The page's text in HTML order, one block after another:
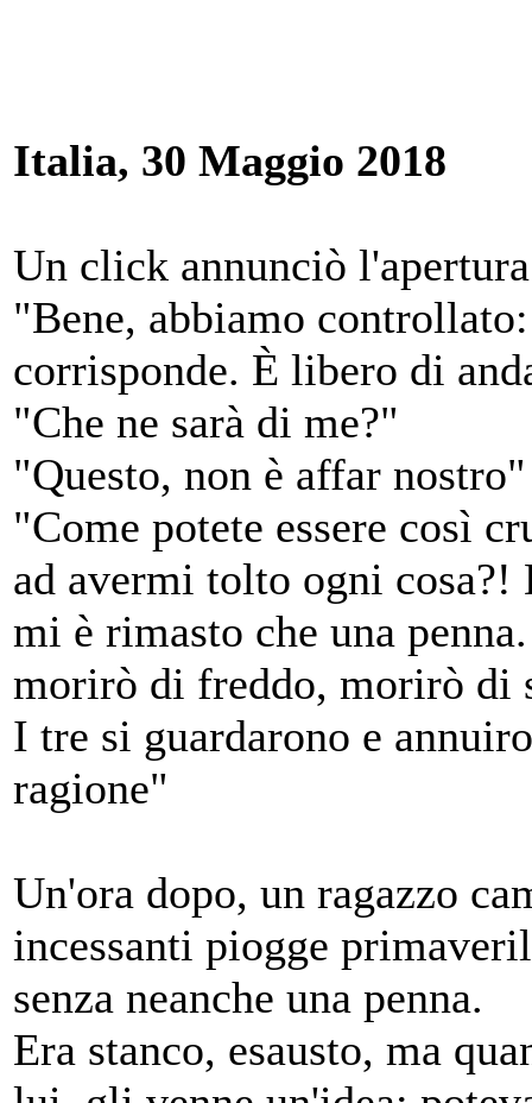
Italia, 30 Maggio 2018
Un click annunciò
"Bene, abbiamo
corrisponde. È libero di
"Che ne sarà di me?"
"Questo, non è affar nostro"
"Come potete essere così
ad avermi tolto ogni
mi è rimasto che una
morirò di freddo, morirò di
I tre si guardarono e
ragione"
Un'ora dopo, un ragazzo
incessanti piogge
senza neanche una penna.
Era stanco, esausto, ma